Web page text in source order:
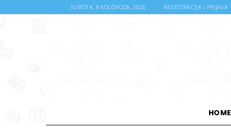
SUBOTA, 8 KOLOVOZA, 2026 REGISTRACIJA / PRIJAVA
HOME